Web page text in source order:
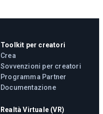
Toolkit per creatori
Crea
Sovvenzioni per creatori
Programma Partner
Documentazione
Realtà Virtuale (VR)